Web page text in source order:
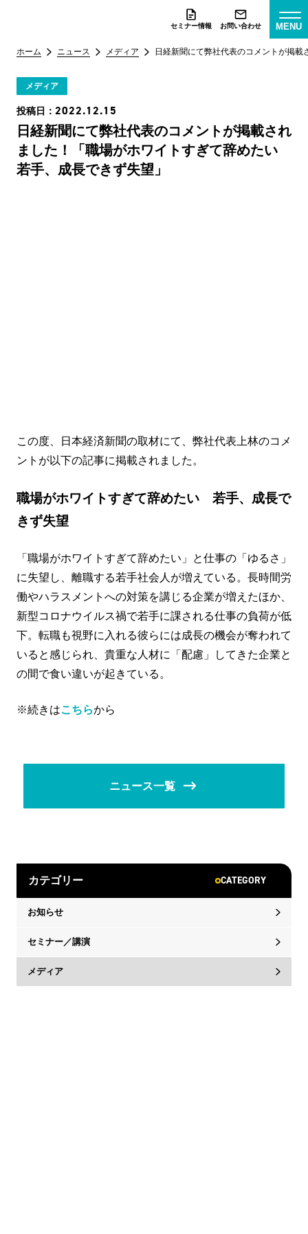
セミナー情報 お問い合わせ MENU
ホーム ニュース メディア 日経新聞にて弊社代表のコメントが掲
メディア
投稿日： 2022.12.15
日経新聞にて弊社代表のコメントが掲載され
ました！「職場がホワイトすぎて辞めたい
若手、成長できず失望」
この度、日本経済新聞の取材にて、弊社代表上林のコメ
ントが以下の記事に掲載されました。
職場がホワイトすぎて辞めたい 若手、成長で
きず失望
「職場がホワイトすぎて辞めたい」と仕事の「ゆるさ」
に失望し、離職する若手社会人が増えている。長時間労
働やハラスメントへの対策を講じる企業が増えたほか、
新型コロナウイルス禍で若手に課される仕事の負荷が低
下。転職も視野に入れる彼らには成長の機会が奪われて
いると感じられ、貴重な人材に「配慮」してきた企業と
の間で食い違いが起きている。
※続きはこちらから
ニュース一覧
カテゴリー CATEGORY
お知らせ
セミナー／講演
メディア